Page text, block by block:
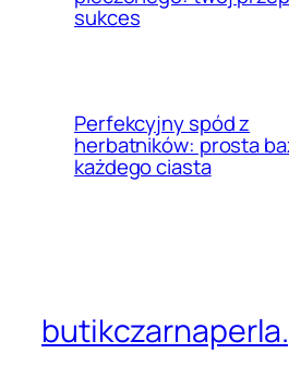
sukces
Perfekcyjny spód z
herbatników: prosta
każdego ciasta